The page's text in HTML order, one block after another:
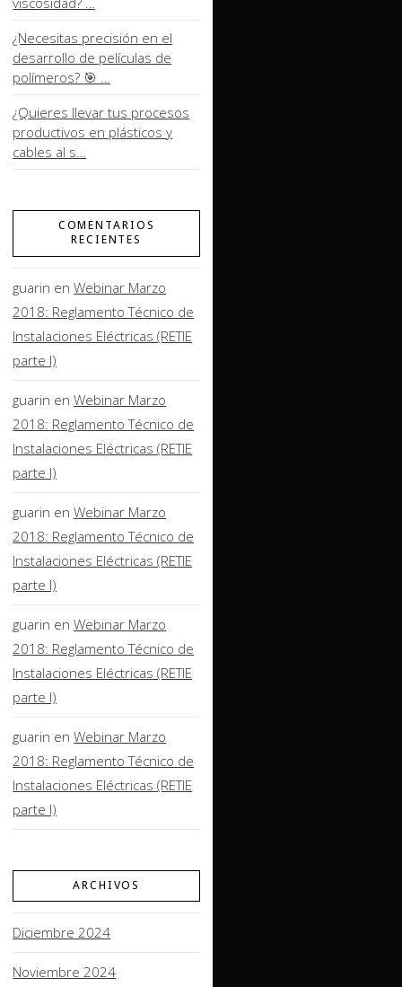
¿Necesitas precisión en el
desarrollo de películas de
polímeros? 🎯 …
¿Quieres llevar tus procesos
productivos en plásticos y
cables al s…
COMENTARIOS
RECIENTES
guarin enWebinar Marzo
2018: Reglamento Técnico de
Instalaciones Eléctricas (RETIE
parte I)
guarin enWebinar Marzo
2018: Reglamento Técnico de
Instalaciones Eléctricas (RETIE
parte I)
guarin enWebinar Marzo
2018: Reglamento Técnico de
Instalaciones Eléctricas (RETIE
parte I)
guarin enWebinar Marzo
2018: Reglamento Técnico de
Instalaciones Eléctricas (RETIE
parte I)
guarin enWebinar Marzo
2018: Reglamento Técnico de
Instalaciones Eléctricas (RETIE
parte I)
ARCHIVOS
Diciembre 2024
Noviembre 2024